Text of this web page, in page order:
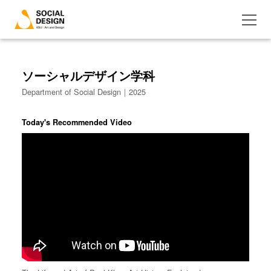
ソーシャルデザイン学科
Department of Social Design｜2025
Today's Recommended Video